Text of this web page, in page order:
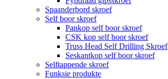
Spaanderbord skroef
Self boor skroef
Pankop self boor skroef
CSK kop self boor skroef
Truss Head Self Drilling Skroef
Seskantkop self boor skroef
Selftappende skroef
Funksie produkte